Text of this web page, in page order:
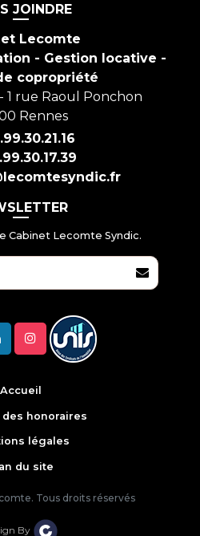
JOINDRE
Lecomte
- Gestion locative -
copropriété
1 rue Raoul Ponchon
Rennes
Cabinet Lecomte Syndic.
Accueil
des honoraires
légales
du site
Tous droits réservés
By